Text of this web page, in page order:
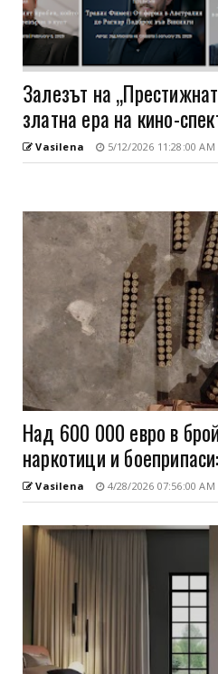
Залезът на
златна ера на кино-
Vasilena 5/12/2026 11:28:00 AM
Над 600 000 евро в
наркотици и
Vasilena 4/28/2026 07:56:00 AM